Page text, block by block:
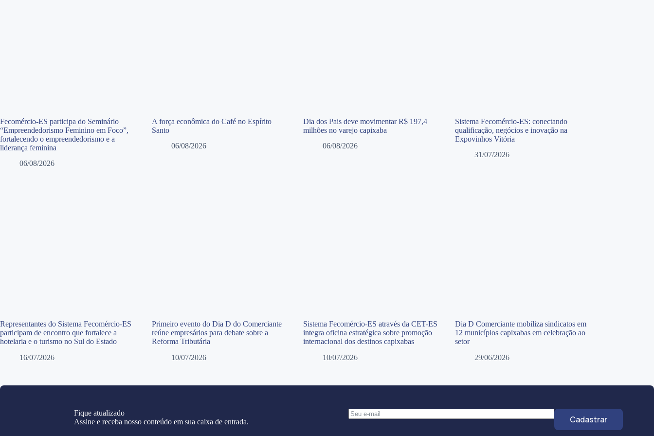
Fecomércio-ES participa do Seminário
“Empreendedorismo Feminino em Foco”,
fortalecendo o empreendedorismo e a
liderança feminina
06/08/2026
A força econômica do Café no Espírito
Santo
06/08/2026
Dia dos Pais deve movimentar R$ 197,4
milhões no varejo capixaba
06/08/2026
Sistema Fecomércio-ES: conectando
qualificação, negócios e inovação na
Expovinhos Vitória
31/07/2026
Representantes do Sistema Fecomércio-ES
participam de encontro que fortalece a
hotelaria e o turismo no Sul do Estado
16/07/2026
Primeiro evento do Dia D do Comerciante
reúne empresários para debate sobre a
Reforma Tributária
10/07/2026
Sistema Fecomércio-ES através da CET-ES
integra oficina estratégica sobre promoção
internacional dos destinos capixabas
10/07/2026
Dia D Comerciante mobiliza sindicatos em
12 municípios capixabas em celebração ao
setor
29/06/2026
Fique atualizado
Assine e receba nosso conteúdo em sua caixa de entrada.
Cadastrar